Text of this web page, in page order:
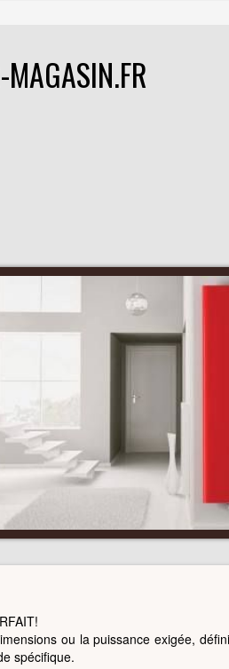
ou la puissance exigée,
spécifique.